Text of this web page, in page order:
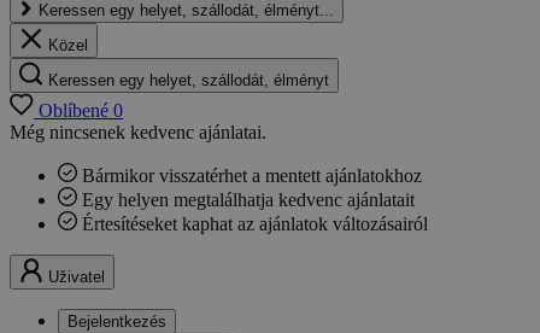
Keressen egy helyet, szállodát, élményt...
Közel
Keressen egy helyet, szállodát, élményt
Oblíbené 0
Még nincsenek kedvenc ajánlatai.
Bármikor visszatérhet a mentett ajánlatokhoz
Egy helyen megtalálhatja kedvenc ajánlatait
Értesítéseket kaphat az ajánlatok változásairól
Uživatel
Bejelentkezés